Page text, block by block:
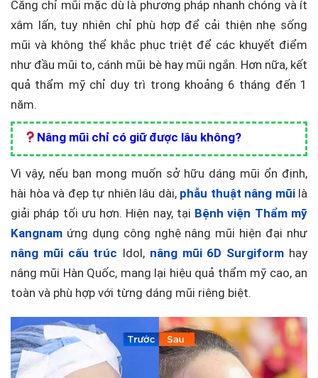
Căng chỉ mũi mặc dù là phương pháp nhanh chóng và ít
xâm lấn, tuy nhiên chỉ phù hợp để cải thiện nhẹ sống
mũi và không thể khắc phục triệt để các khuyết điểm
như đầu mũi to, cánh mũi bè hay mũi ngắn. Hơn nữa, kết
quả thẩm mỹ chỉ duy trì trong khoảng 6 tháng đến 1
năm.
Nâng mũi chỉ có giữ được lâu không?
Vì vậy, nếu bạn mong muốn sở hữu dáng mũi ổn định,
hài hòa và đẹp tự nhiên lâu dài, phẫu thuật nâng mũilà
giải pháp tối ưu hơn. Hiện nay, tại Bệnh viện Thẩm mỹ
Kangnam ứng dụng công nghệ nâng mũi hiện đại như
nâng mũi cấu trúc Idol, nâng mũi 6D Surgiform hay
nâng mũi Hàn Quốc, mang lại hiệu quả thẩm mỹ cao, an
toàn và phù hợp với từng dáng mũi riêng biệt.